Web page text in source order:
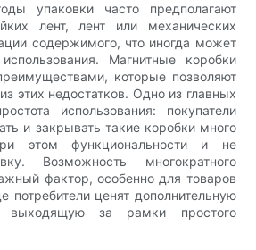
упаковки часто предполагают
лент, лент или механических
содержимого, что иногда может
Магнитные коробки
которые позволяют
этих недостатков. Одно из главных
использования: покупатели
и закрывать такие коробки много
этом функциональности и не
Возможность многократного
фактор, особенно для товаров
потребители ценят дополнительную
выходящую за рамки простого